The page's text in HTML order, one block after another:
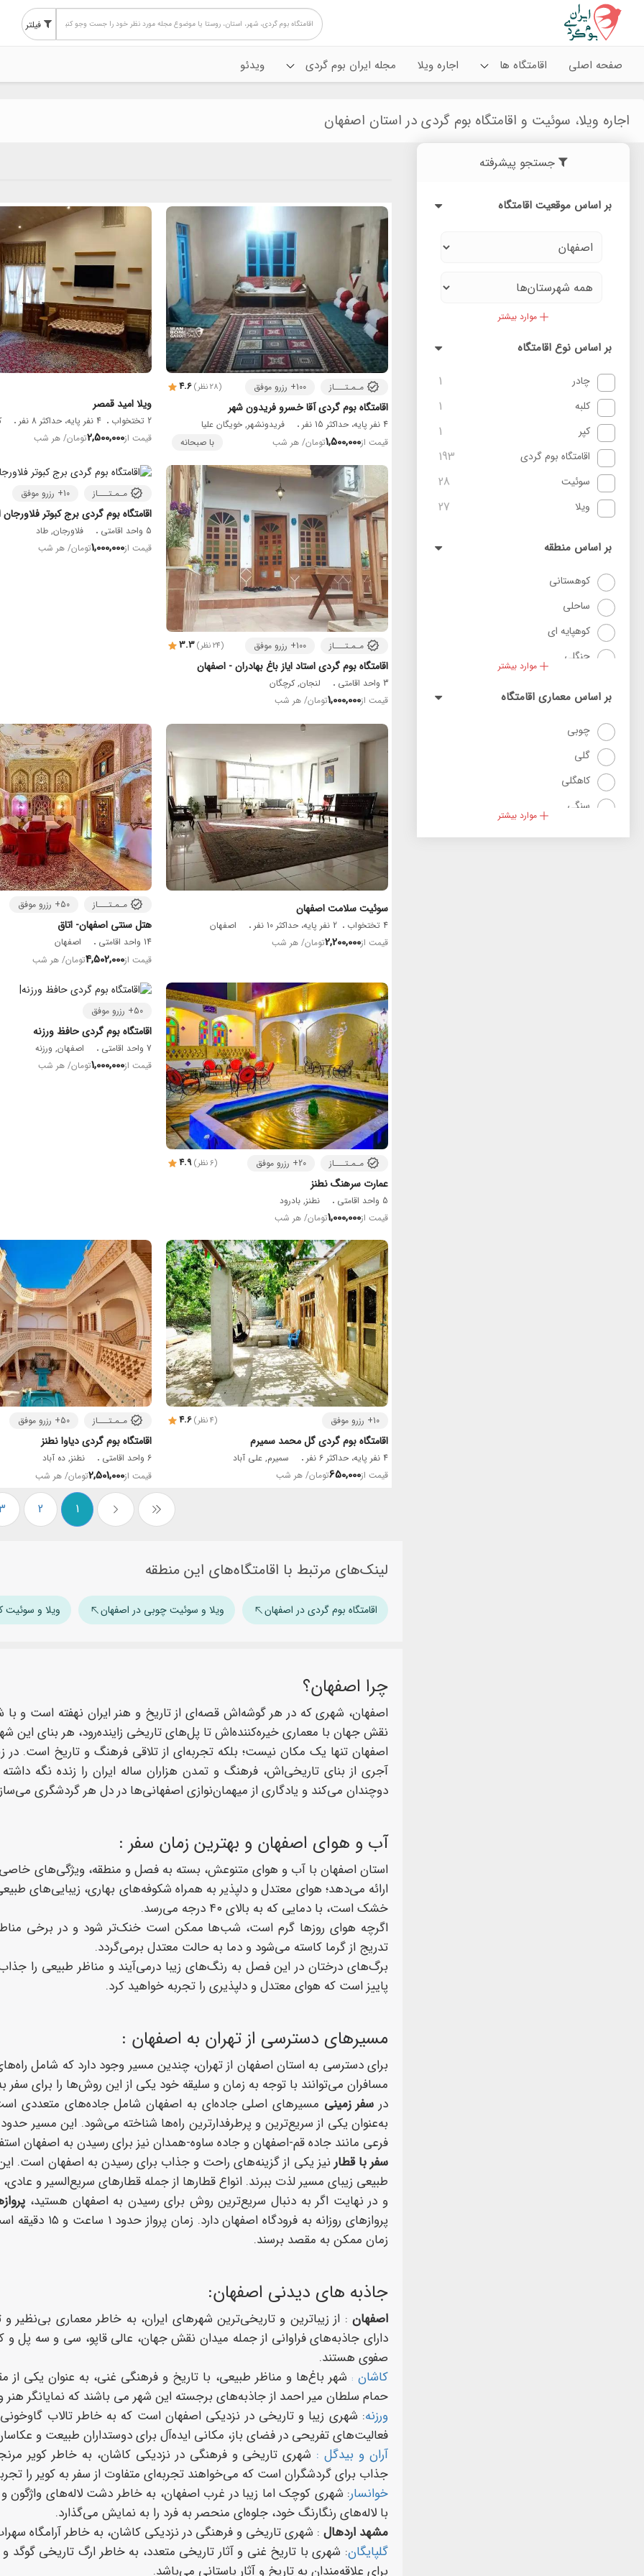
فیلتر
صفحه اصلی اقامتگاه ها اجاره ویلا مجله ایران بوم گردی ویدئو
اجاره ویلا، سوئیت و اقامتگاه بوم گردی در استان اصفهان
جستجو پیشرفته
بر اساس موقعیت اقامتگاه
موارد بیشتر
بر اساس نوع اقامتگاه
چادر 1
کلبه 1
کپر 1
اقامتگاه بوم گردی 193
سوئیت 28
ویلا 27
بر اساس منطقه
کوهستانی
ساحلی
کوهپایه ای
جنگلی
همه
موارد بیشتر
بر اساس معماری اقامتگاه
چوبی
گلی
کاهگلی
سنگی
موارد بیشتر
(28 نظر) 4.6 مـمـتـــاز 100+ رزرو موفق
اقامتگاه بوم گردی آقا خسرو فریدون شهر
4 نفر پایه، حداکثر 15 نفر
فریدونشهر, خویگان علیا
قیمت از1,500,000تومان/ هر شب با صبحانه
ویلا امید قمصر
2 تختخواب 4 نفر پایه، حداکثر 8 نفر
قیمت از2,500,000تومان/ هر شب
(24 نظر) 3.3 مـمـتـــاز 100+ رزرو موفق
اقامتگاه بوم گردی استاد ایاز باغ بهادران - اصفهان
3 واحد اقامتی
لنجان, کرچگان
قیمت از1,000,000تومان/ هر شب
مـمـتـــاز 10+ رزرو موفق
اقامتگاه بوم گردی برج کبوتر
5 واحد اقامتی
فلاورجان, طاد
قیمت از1,000,000تومان/ هر شب
سوئیت سلامت اصفهان
4 تختخواب 2 نفر پایه، حداکثر 10 نفر
اصفهان
قیمت از2,200,000تومان/ هر شب
مـمـتـــاز 50+ رزرو موفق
هتل سنتی اصفهان- اتاق
14 واحد اقامتی
اصفهان
قیمت از4,502,000تومان/ هر شب
(6 نظر) 4.9 مـمـتـــاز 20+ رزرو موفق
عمارت سرهنگ نطنز
5 واحد اقامتی
نطنز, بادرود
قیمت از1,000,000تومان/ هر شب
50+ رزرو موفق
اقامتگاه بوم گردی حافظ ورزنه
7 واحد اقامتی
اصفهان, ورزنه
قیمت از1,000,000تومان/ هر شب
(4 نظر) 4.6 10+ رزرو موفق
اقامتگاه بوم گردی گل محمد سمیرم
4 نفر پایه، حداکثر 6 نفر
سمیرم, علی آباد
قیمت از650,000تومان/ هر شب
مـمـتـــاز 50+ رزرو موفق
اقامتگاه بوم گردی دیاوا نطنز
6 واحد اقامتی
نطنز, ده آباد
قیمت از2,501,000تومان/ هر شب
1
2
لینک‌های مرتبط با اقامتگاه‌های این منطقه
اقامتگاه بوم گردی در اصفهان ویلا و سوئیت چوبی در اصفهان ویلا و سوئیت
چرا اصفهان؟
اصفهان، شهری که در هر گوشه‌اش قصه‌ای از تاریخ و هنر ایران نهفته است و
نقش جهان با معماری خیره‌کننده‌اش تا پل‌های تاریخی زاینده‌رود، هر بنای این
اصفهان تنها یک مکان نیست؛ بلکه تجربه‌ای از تلاقی فرهنگ و تاریخ است. در
آجری از بنای تاریخی‌اش، فرهنگ و تمدن هزاران ساله ایران را زنده نگه
دوچندان می‌کند و یادگاری از میهمان‌نوازی اصفهانی‌ها در دل هر گردشگری
آب و هوای اصفهان و بهترین زمان سفر :
استان اصفهان با آب و هوای متنوعش، بسته به فصل و منطقه، ویژگی‌های خاصی
ارائه می‌دهد؛ هوای معتدل و دلپذیر به همراه شکوفه‌های بهاری، زیبایی‌های
خشک است، با دمایی که به بالای ۴۰ درجه می‌رسد.
اگرچه هوای روزها گرم است، شب‌ها ممکن است خنک‌تر شود و در برخی
تدریج از گرما کاسته می‌شود و دما به حالت معتدل برمی‌گردد.
برگ‌های درختان در این فصل به رنگ‌های زیبا درمی‌آیند و مناظر طبیعی را
پاییز است که هوای معتدل و دلپذیری را تجربه خواهید کرد.
مسیرهای دسترسی از تهران به اصفهان :
برای دسترسی به استان اصفهان از تهران، چندین مسیر وجود دارد که شامل
مسافران می‌توانند با توجه به زمان و سلیقه خود یکی از این روش‌ها را برای سفر
در سفر زمینی مسیرهای اصلی جاده‌ای به اصفهان شامل جاده‌های متعددی
فرعی مانند جاده قم-اصفهان و جاده ساوه-همدان نیز برای رسیدن به اصفهان
سفر با قطار
طبیعی زیبای مسیر لذت ببرند. انواع قطارها از جمله قطارهای سریع‌السیر و
و در نهایت اگر به دنبال سریع‌ترین روش برای رسیدن به اصفهان هستید،
پروازهای
زمان ممکن به مقصد برسند.
جاذبه های دیدنی اصفهان:
اصفهان : از زیباترین و تاریخی‌ترین شهرهای ایران، به خاطر معماری
دارای جاذبه‌های فراوانی از جمله میدان نقش جهان، عالی قاپو، سی و سه
صفوی هستند.
کاشان : شهر باغ‌ها و مناظر طبیعی، با تاریخ و فرهنگی غنی، به عنوان یکی
حمام سلطان میر احمد از جاذبه‌های برجسته این شهر می باشند که نمایانگر
ورزنه: شهری زیبا و تاریخی در نزدیکی اصفهان است که به خاطر تالاب
فعالیت‌های تفریحی در فضای باز، مکانی ایده‌آل برای دوستداران طبیعت و
آران و بیدگل : شهری تاریخی و فرهنگی در نزدیکی کاشان، به خاطر کویر
جذاب برای گردشگران است که می‌خواهند تجربه‌ای متفاوت از سفر به کویر را
خوانسار: شهری کوچک اما زیبا در غرب اصفهان، به خاطر دشت لاله‌های واژگون
با لاله‌های رنگارنگ خود، جلوه‌ای منحصر به فرد را به نمایش می‌گذارد.
مشهد اردهال : شهری تاریخی و فرهنگی در نزدیکی کاشان، به خاطر آرامگاه
گلپایگان: شهری با تاریخ غنی و آثار تاریخی متعدد، به خاطر ارگ تاریخی
برای علاقه‌مندان به تاریخ و آثار باستانی می‌باشد.